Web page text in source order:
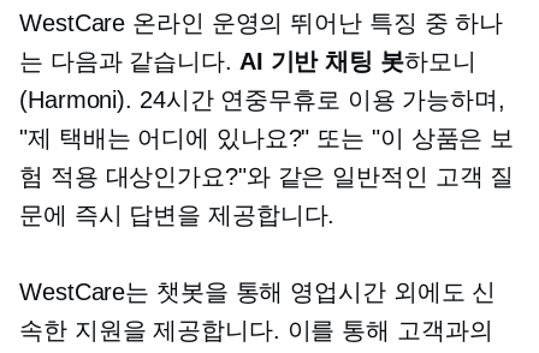
WestCare 온라인 운영의 뛰어난 특징 중 하나
는 다음과 같습니다. AI 기반채팅 봇하모니
(Harmoni). 24시간 연중무휴로 이용 가능하며,
"제 택배는 어디에 있나요?" 또는 "이 상품은 보
험 적용 대상인가요?"와 같은 일반적인 고객 질
문에 즉시 답변을 제공합니다.
WestCare는 챗봇을 통해 영업시간 외에도 신
속한 지원을 제공합니다. 이를 통해 고객과의